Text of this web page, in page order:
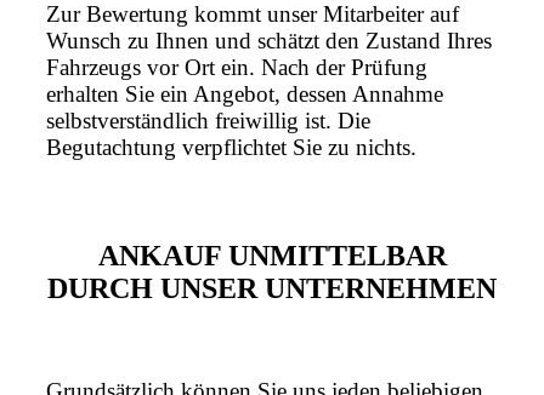
Zur Bewertung kommt unser Mitarbeiter auf
Wunsch zu Ihnen und schätzt den Zustand Ihres
Fahrzeugs vor Ort ein. Nach der Prüfung
erhalten Sie ein Angebot, dessen Annahme
selbstverständlich freiwillig ist. Die
Begutachtung verpflichtet Sie zu nichts.
ANKAUF UNMITTELBAR
DURCH UNSER UNTERNEHMEN